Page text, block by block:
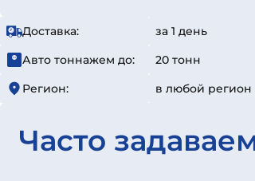
Доставка:
за 1 день
Авто тоннажем до:
20 тонн
Регион:
в любой
Часто